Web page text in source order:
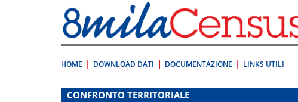
direttamente
a:
Contenuto
HOME DOWNLOAD DATI DOCUMENTAZIONE LINKS UTILI
.
CONFRONTO TERRITORIALE